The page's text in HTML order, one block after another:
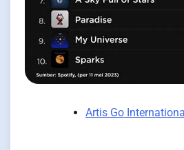
Artis Go